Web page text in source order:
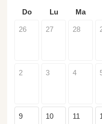
Do Lu Ma
26 27 28
2 3 4
9 10 11